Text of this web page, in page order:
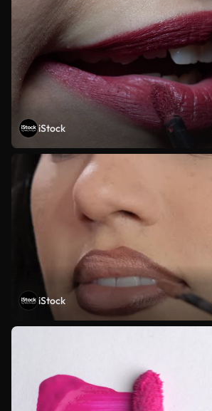
iStock
iStock